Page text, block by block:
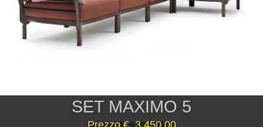
SET MAXIMO 5